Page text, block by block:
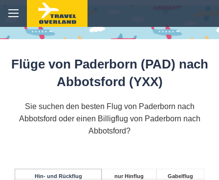
Flüge von Paderborn (PAD) nach
Abbotsford (YXX)
Sie suchen den besten Flug von Paderborn nach
Abbotsford oder einen Billigflug von Paderborn nach
Abbotsford?
Hin- und Rückflug nur Hinflug Gabelflug